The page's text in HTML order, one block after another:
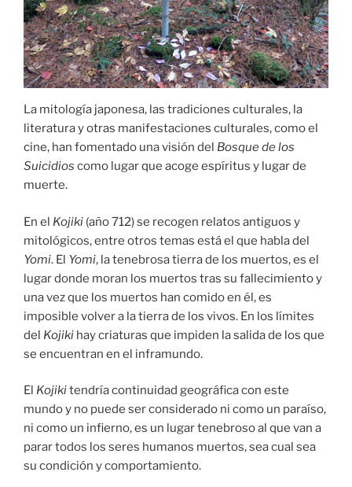
La mitología japonesa, las tradiciones culturales, la
literatura y otras manifestaciones culturales, como el
cine, han fomentado una visión del Bosque de los
Suicidios como lugar que acoge espíritus y lugar de
muerte.
En el Kojiki (año 712) se recogen relatos antiguos y
mitológicos, entre otros temas está el que habla del
Yomi. El Yomi, la tenebrosa tierra de los muertos, es el
lugar donde moran los muertos tras su fallecimiento y
una vez que los muertos han comido en él, es
imposible volver a la tierra de los vivos. En los límites
del Kojiki hay criaturas que impiden la salida de los que
se encuentran en el inframundo.
El Kojikitendría continuidad geográfica con este
mundo y no puede ser considerado ni como un paraíso,
ni como un infierno, es un lugar tenebroso al que van a
parar todos los seres humanos muertos, sea cual sea
su condición y comportamiento.